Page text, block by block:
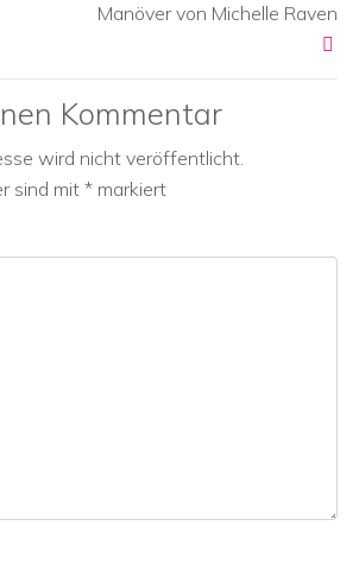
Manöver von Michelle Raven
Kommentar
wird nicht veröffentlicht.
sind mit * markiert